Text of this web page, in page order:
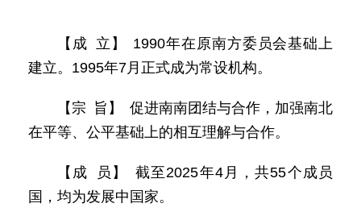
【成 立】 1990年在原南方委员会基础上
建立。1995年7月正式成为常设机构。
【宗 旨】 促进南南团结与合作，加强南北
在平等、公平基础上的相互理解与合作。
【成 员】 截至2025年4月，共55个成员
国，均为发展中国家。